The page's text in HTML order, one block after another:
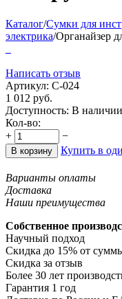
Каталог/Сумки для
электрика/Органайзер
Написать отзыв
Артикул: С-024
1 012 руб.
Доступность: В наличии
Кол-во:
+
−
В корзину Купить в
Варианты оплаты
Доставка
Наши преимущества
Собственное
Научный подход
Скидка до 15% от суммы
Скидка за отзыв
Более 30 лет
Гарантия 1 год